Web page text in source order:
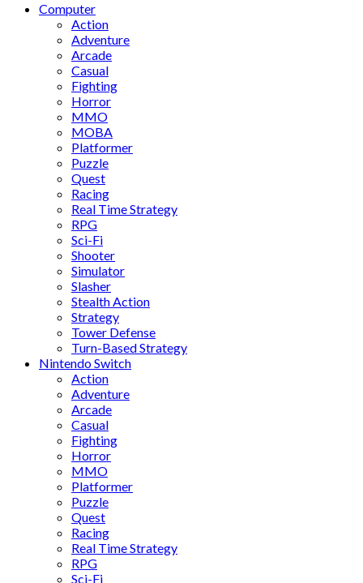
Computer
Action
Adventure
Arcade
Casual
Fighting
Horror
MMO
MOBA
Platformer
Puzzle
Quest
Racing
Real Time Strategy
RPG
Sci-Fi
Shooter
Simulator
Slasher
Stealth Action
Strategy
Tower Defense
Turn-Based Strategy
Nintendo Switch
Action
Adventure
Arcade
Casual
Fighting
Horror
MMO
Platformer
Puzzle
Quest
Racing
Real Time Strategy
RPG
Sci-Fi